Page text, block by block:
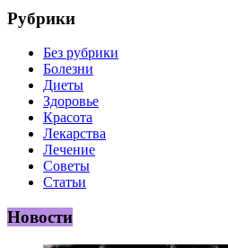
Рубрики
Без рубрики
Болезни
Диеты
Здоровье
Красота
Лекарства
Лечение
Советы
Статьи
Новости